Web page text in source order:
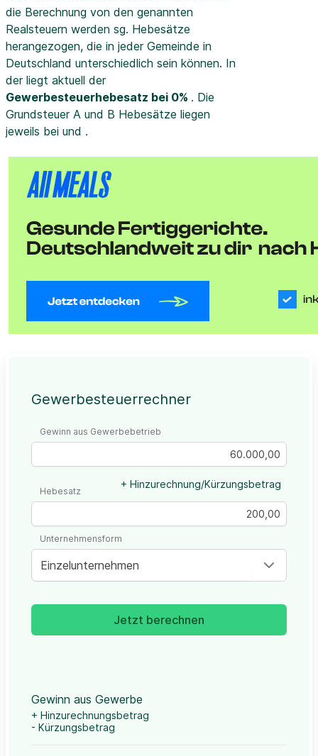
die Berechnung von den genannten
Realsteuern werden sg. Hebesätze
herangezogen, die in jeder Gemeinde in
Deutschland unterschiedlich sein können. In
der liegt aktuell der
Gewerbesteuerhebesatz bei 0% . Die
Grundsteuer A und B Hebesätze liegen
jeweils bei und .
Gewerbesteuerrechner
Gewinn aus Gewerbebetrieb
+ Hinzurechnung/Kürzungsbetrag
Hebesatz
Einzelunternehmen
Unternehmensform
Jetzt berechnen
Gewinn aus Gewerbe
+ Hinzurechnungsbetrag
- Kürzungsbetrag